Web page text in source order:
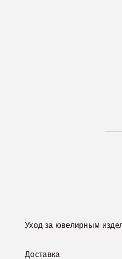
Уход за ювелирным
Доставка